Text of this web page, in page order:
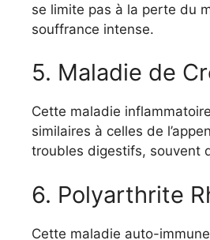
se limite pas à la perte du
souffrance intense.
5. Maladie de
Cette maladie
similaires à celles de
troubles digestifs, souvent
6. Polyarthrite
Cette maladie auto-